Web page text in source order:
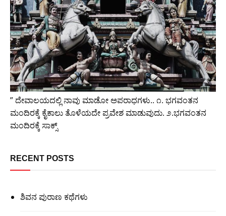
” ದೇವಾಲಯದಲ್ಲಿ ನಾವು ಮಾಡೋ ಅಪರಾಧಗಳು.. ೧. ಭಗವಂತನ
ಮಂದಿರಕ್ಕೆ ಕೈಕಾಲು ತೊಳೆಯದೇ ಪ್ರವೇಶ ಮಾಡುವುದು. ೨.ಭಗವಂತನ
ಮಂದಿರಕ್ಕೆ ಸಾಕ್ಸ್
RECENT POSTS
ಶಿವನ ಪುರಾಣ ಕಥೆಗಳು